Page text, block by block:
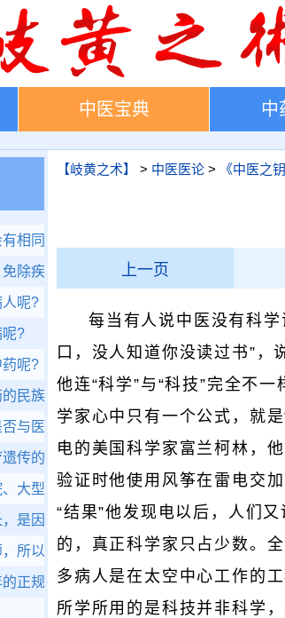
中医宝典 中
【岐黄之术】 > 中医医论 > 《中医之钥
上一页
每当有人说中医没有科
口，没人知道你没读过书”，
他连“科学”与“科技”完全不
学家心中只有一个公式，就
电的美国科学家富兰柯林，
验证时他使用风筝在雷电交
“结果”他发现电以后，人们
的，真正科学家只占少数。
多病人是在太空中心工作的
所学所用的是科技并非科学
相同的疾病呢?
除疾病的伤害呢?
呢?
呢?
呢?
民族，大家爱乱服成药对吗?
与医疗有关呢?
传的疾病呢?
大型医院比较有制度，不会欺骗病人；小
是因医疗科学的进步、医疗品质的提升，
所以没有办法详细、精密的诊断，以恢复
正规医学教育，而今日大众看病不相信中